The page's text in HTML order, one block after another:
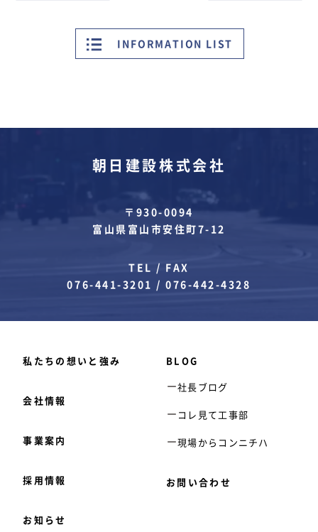
INFORMATION LIST
朝日建設株式会社
〒930-0094
富山県富山市安住町7-12
TEL / FAX
076-441-3201 /076-442-4328
私たちの想いと強み
会社情報
事業案内
採用情報
お知らせ
BLOG
社長ブログ
コレ見て工事部
現場からコンニチハ
お問い合わせ